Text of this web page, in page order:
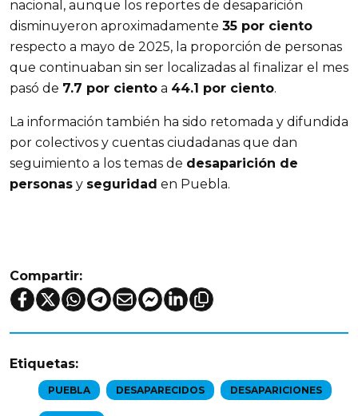
nacional, aunque los reportes de desaparición
disminuyeron aproximadamente 35 por ciento
respecto a mayo de 2025, la proporción de personas
que continuaban sin ser localizadas al finalizar el mes
pasó de 7.7 por ciento a 44.1 por ciento.
La información también ha sido retomada y difundida
por colectivos y cuentas ciudadanas que dan
seguimiento a los temas de desaparición de
personas y seguridad en Puebla.
Compartir:
Etiquetas:
PUEBLA DESAPARECIDOS DESAPARICIONES